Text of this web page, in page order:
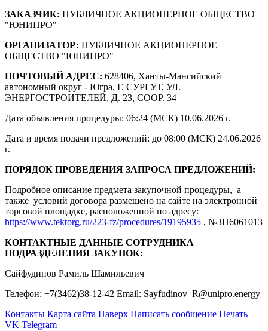
ЗАКАЗЧИК: ПУБЛИЧНОЕ АКЦИОНЕРНОЕ ОБЩЕСТВО
"ЮНИПРО"
ОРГАНИЗАТОР: ПУБЛИЧНОЕ АКЦИОНЕРНОЕ
ОБЩЕСТВО "ЮНИПРО"
ПОЧТОВЫЙ АДРЕС: 628406, Ханты-Мансийский
автономный округ - Югра, Г. СУРГУТ, УЛ.
ЭНЕРГОСТРОИТЕЛЕЙ, Д. 23, СООР. 34
Дата объявления процедуры: 06:24 (МСК) 10.06.2026 г.
Дата и время подачи предложений: до 08:00 (МСК) 24.06.2026
г.
ПОРЯДОК ПРОВЕДЕНИЯ ЗАПРОСА ПРЕДЛОЖЕНИЙ:
Подробное описание предмета закупочной процедуры, а
также условий договора размещено на сайте на электронной
торговой площадке, расположенной по адресу:
https://www.tektorg.ru/223-fz/procedures/19195935 , №ЗП6061013
КОНТАКТНЫЕ ДАННЫЕ СОТРУДНИКА
ПОДРАЗДЕЛЕНИЯ ЗАКУПОК:
Сaйфудинoв Рaмиль Шaмильeвич
Телефон: +7(3462)38-12-42 Email: Sayfudinov_R@unipro.energy
Контакты Карта сайта Наверх Написать сообщение Печать
VK Telegram